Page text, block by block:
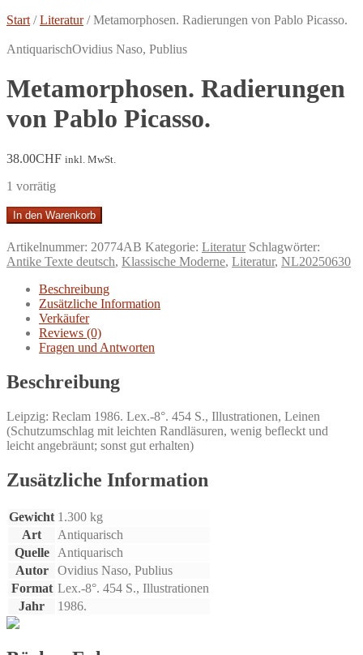
Start /Literatur/Metamorphosen. Radierungen von Pablo Picasso.
AntiquarischOvidius Naso, Publius
Metamorphosen. Radierungen
von Pablo Picasso.
38.00CHF inkl. MwSt.
1 vorrätig
Metamorphosen.
Radierungen
von
Pablo
Picasso.
Menge
In den Warenkorb
Artikelnummer: 20774AB Kategorie: Literatur Schlagwörter:
Antike Texte deutsch, Klassische Moderne, Literatur, NL20250630
Beschreibung
Zusätzliche Information
Verkäufer
Reviews (0)
Fragen und Antworten
Beschreibung
Leipzig: Reclam 1986. Lex.-8°. 454 S., Illustrationen, Leinen
(Schutzumschlag mit leichten Randläsuren, wenig befleckt und
leicht angebräunt; sonst gut erhalten)
Zusätzliche Information
Gewicht 1.300 kg
Art
Antiquarisch
Quelle
Antiquarisch
Autor
Ovidius Naso, Publius
Format Lex.-8°. 454 S., Illustrationen
Jahr
1986.